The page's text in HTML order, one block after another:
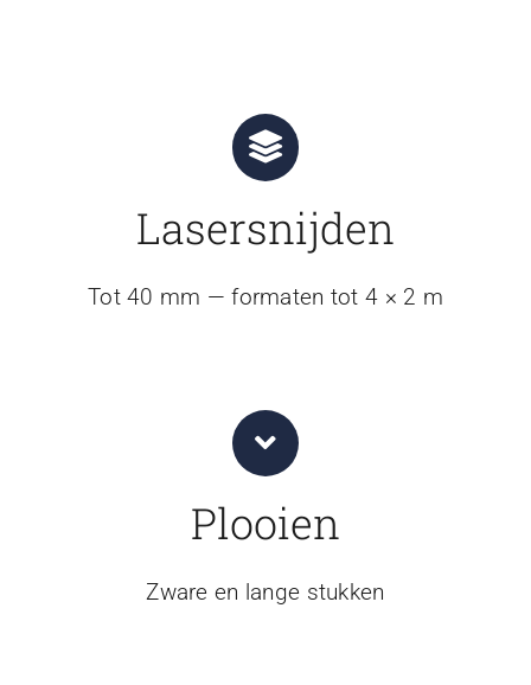
Lasersnijden
Tot 40 mm — formaten tot 4 × 2 m
Plooien
Zware en lange stukken